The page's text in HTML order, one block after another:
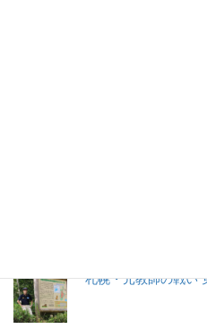
札幌・元教師の戦い